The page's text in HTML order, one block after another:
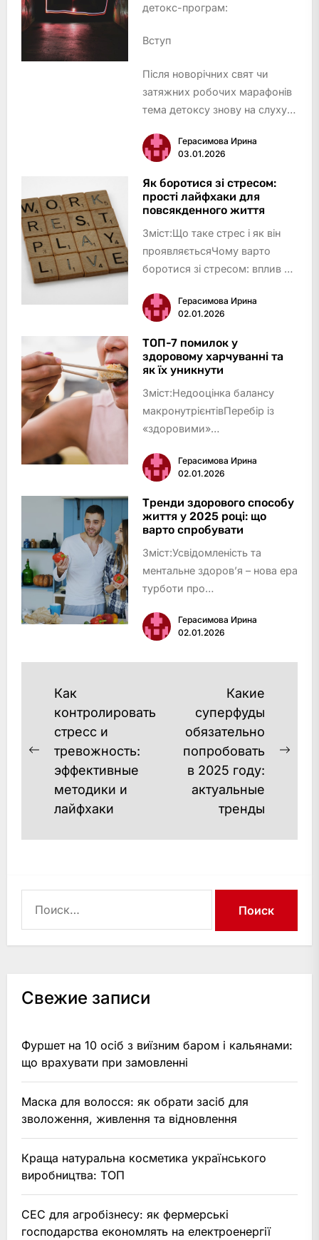
детокс-програм:
Вступ
Після новорічних свят чи
затяжних робочих марафонів
тема детоксу знову на слуху:
хтось кидається у складні
голодування, а інші – скепти…
Герасимова Ирина
03.01.2026
Як боротися зі стресом:
прості лайфхаки для
повсякденного життя
Зміст:Що таке стрес і як він
проявляєтьсяЧому варто
боротися зі стресом: вплив на
життяДихальні практики як
дієвий спосіб зменшити
стресФізична активність: рух –
ефективна зброя проти
стресуТе…
Герасимова Ирина
02.01.2026
ТОП-7 помилок у
здоровому харчуванні та
як їх уникнути
Зміст:Недооцінка балансу
макронутрієнтівПеребір із
«здоровими»
їжі та переїдання
увечеріВідсутність
різноманіття у
раціоніНадмірна суворість і
заборониІгнорування сигналів
голоду та си…
Герасимова Ирина
02.01.2026
Тренди здорового способу
життя у 2025 році: що
варто спробувати
Зміст:Усвідомленість та
ментальне здоров’я – нова ера
турботи про
до харчування та
фітнесуМікродози і біохакінг:
баланс розуму та
споживанняДіджитал-
допом…
Герасимова Ирина
02.01.2026
Навигация
записям
Previous
post:
Как
контролировать
стресс и
тревожность:
эффективные
методики и
лайфхаки
Какие
суперфуды
обязательно
попробовать
в 2025 году:
актуальные
тренды
Свежие записи
Фуршет на 10 осіб з виїзним баром і кальянами:
що врахувати при замовленні
Маска для волосся: як обрати засіб для
зволоження, живлення та відновлення
Краща натуральна косметика українського
виробництва: ТОП
СЕС для агробізнесу: як фермерські
господарства економлять на електроенергії